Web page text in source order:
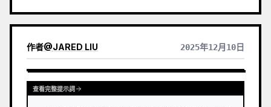
作者@JARED LIU 2025年12月10日
查看完整提示詞